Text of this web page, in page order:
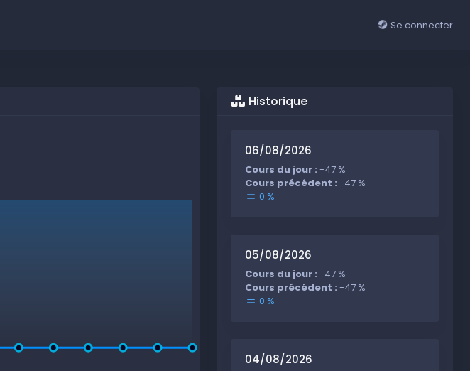
Se connecter
Historique
06/08/2026
Cours du jour :-47 %
Cours précédent :-47 %
0 %
05/08/2026
Cours du jour :-47 %
Cours précédent :-47 %
0 %
04/08/2026